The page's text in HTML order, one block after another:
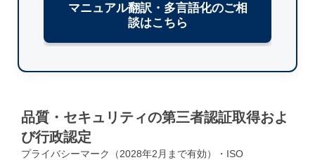
マニュアル翻訳・多言語化のご相
談はこちら
品質・セキュリティの第三者認証取得およ
び行政認定
プライバシーマーク（2028年2月まで有効）・ISO